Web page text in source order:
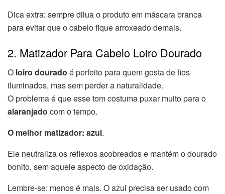
Dica extra: sempre dilua o produto em máscara branca
para evitar que o cabelo fique arroxeado demais.
2. Matizador Para Cabelo Loiro Dourado
O loiro dourado é perfeito para quem gosta de fios
iluminados, mas sem perder a naturalidade.
O problema é que esse tom costuma puxar muito para o
alaranjado com o tempo.
O melhor matizador: azul.
Ele neutraliza os reflexos acobreados e mantém o dourado
bonito, sem aquele aspecto de oxidação.
Lembre-se: menos é mais. O azul precisa ser usado com